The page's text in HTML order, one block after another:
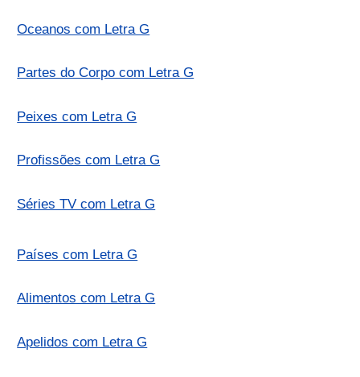
Oceanos com Letra G
Partes do Corpo com Letra G
Peixes com Letra G
Profissões com Letra G
Séries TV com Letra G
Países com Letra G
Alimentos com Letra G
Apelidos com Letra G